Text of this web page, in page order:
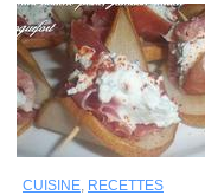
CUISINE, RECETTES